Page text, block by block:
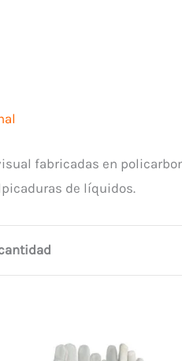
fabricadas en
de líquidos.